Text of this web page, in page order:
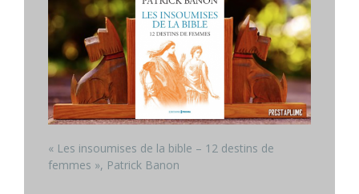
« Les insoumises de la bible – 12 destins de
femmes », Patrick Banon